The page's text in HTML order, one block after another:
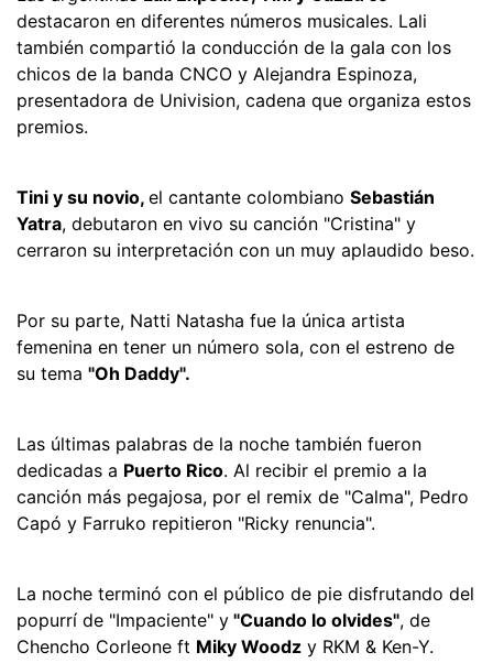
destacaron en diferentes números musicales. Lali
también compartió la conducción de la gala con los
chicos de la banda CNCO y Alejandra Espinoza,
presentadora de Univision, cadena que organiza estos
premios.
Tini y su novio, el cantante colombiano Sebastián
Yatra, debutaron en vivo su canción "Cristina" y
cerraron su interpretación con un muy aplaudido beso.
Por su parte, Natti Natasha fue la única artista
femenina en tener un número sola, con el estreno de
su tema "Oh Daddy".
Las últimas palabras de la noche también fueron
dedicadas a Puerto Rico. Al recibir el premio a la
canción más pegajosa, por el remix de "Calma", Pedro
Capó y Farruko repitieron "Ricky renuncia".
La noche terminó con el público de pie disfrutando del
popurrí de "Impaciente" y "Cuando lo olvides", de
Chencho Corleone ft Miky Woodz y RKM & Ken-Y.